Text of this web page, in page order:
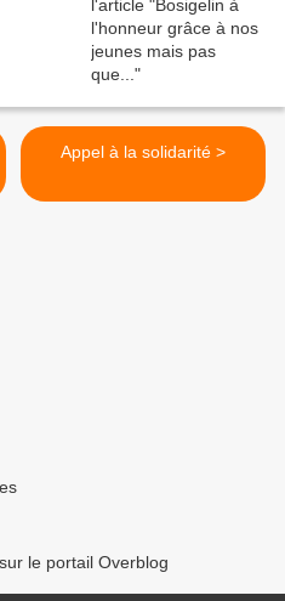
Appel à la solidarité >
le portail Overblog